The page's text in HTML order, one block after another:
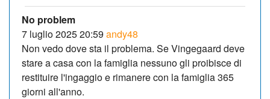
No problem
7 luglio 2025 20:59 andy48
Non vedo dove sta il problema. Se Vingegaard deve
stare a casa con la famiglia nessuno gli proibisce di
restituire l'ingaggio e rimanere con la famiglia 365
giorni all'anno.